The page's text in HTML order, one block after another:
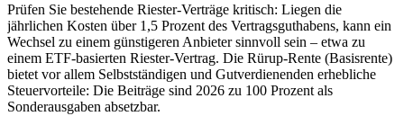
Prüfen Sie bestehende Riester-Verträge kritisch: Liegen die
jährlichen Kosten über 1,5 Prozent des Vertragsguthabens, kann ein
Wechsel zu einem günstigeren Anbieter sinnvoll sein – etwa zu
einem ETF-basierten Riester-Vertrag. Die Rürup-Rente (Basisrente)
bietet vor allem Selbstständigen und Gutverdienenden erhebliche
Steuervorteile: Die Beiträge sind 2026 zu 100 Prozent als
Sonderausgaben absetzbar.